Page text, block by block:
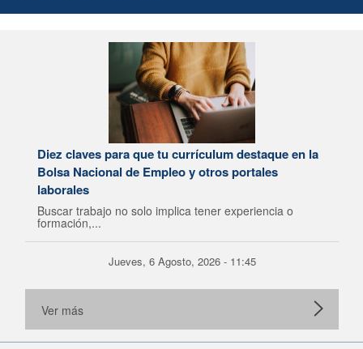
Diez claves para que tu currículum destaque en la
Bolsa Nacional de Empleo y otros portales
laborales
Buscar trabajo no solo implica tener experiencia o
formación,...
Jueves, 6 Agosto, 2026 - 11:45
Ver más